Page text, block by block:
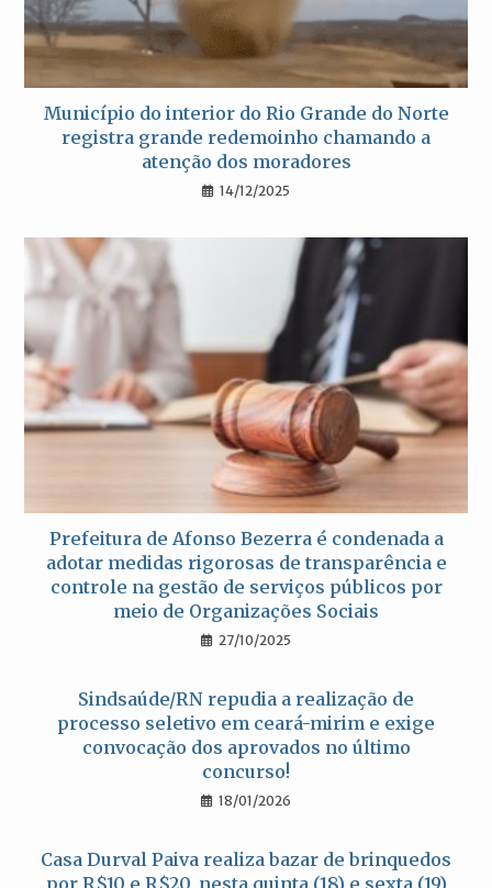
Município do interior do Rio Grande do Norte
registra grande redemoinho chamando a
atenção dos moradores
14/12/2025
Prefeitura de Afonso Bezerra é condenada a
adotar medidas rigorosas de transparência e
controle na gestão de serviços públicos por
meio de Organizações Sociais
27/10/2025
Sindsaúde/RN repudia a realização de
processo seletivo em ceará-mirim e exige
convocação dos aprovados no último
concurso!
18/01/2026
Casa Durval Paiva realiza bazar de brinquedos